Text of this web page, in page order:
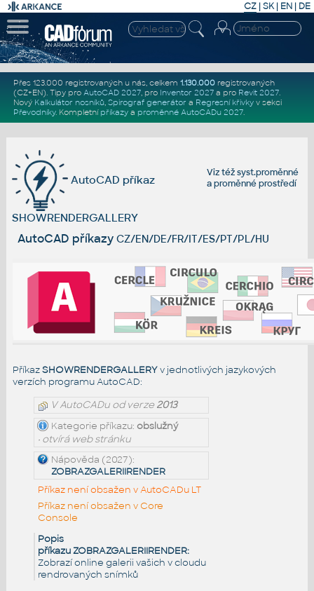
CZ | SK| EN | DE
Přes 123.000 registrovaných u nás, celkem 1.130.000registrovaných
(CZ+EN). Tipy pro AutoCAD 2027, pro Inventor 2027a pro Revit 2027.
Nový Kalkulátor nosníků, Spirograf generátor a Regresní křivkyv sekci
Převodníky. Kompletní příkazya proměnné AutoCADu 2027.
Viz téžsyst.proměnné
aproměnné prostředí
AutoCAD příkaz
SHOWRENDERGALLERY
AutoCAD příkazy CZ/EN/DE/FR/IT/ES/PT/PL/HU
PříkazSHOWRENDERGALLERYv jednotlivých jazykových
verzích programu AutoCAD:
V AutoCADu od verze2013
Kategorie příkazu: obslužný
• otvírá web stránku
Nápověda (2027):
ZOBRAZGALERIIRENDER
Příkaz není obsažen v AutoCADu LT
Příkaz není obsažen v Core
Console
Popis
příkazu ZOBRAZGALERIIRENDER:
Zobrazí online galerii vašich v cloudu
rendrovaných snímků